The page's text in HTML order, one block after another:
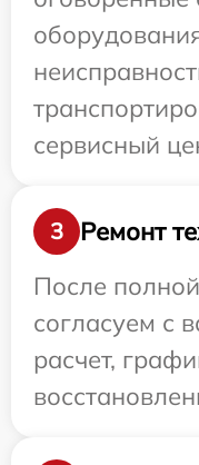
сервисный
3
Ремонт
После
согласуем с
расчет,